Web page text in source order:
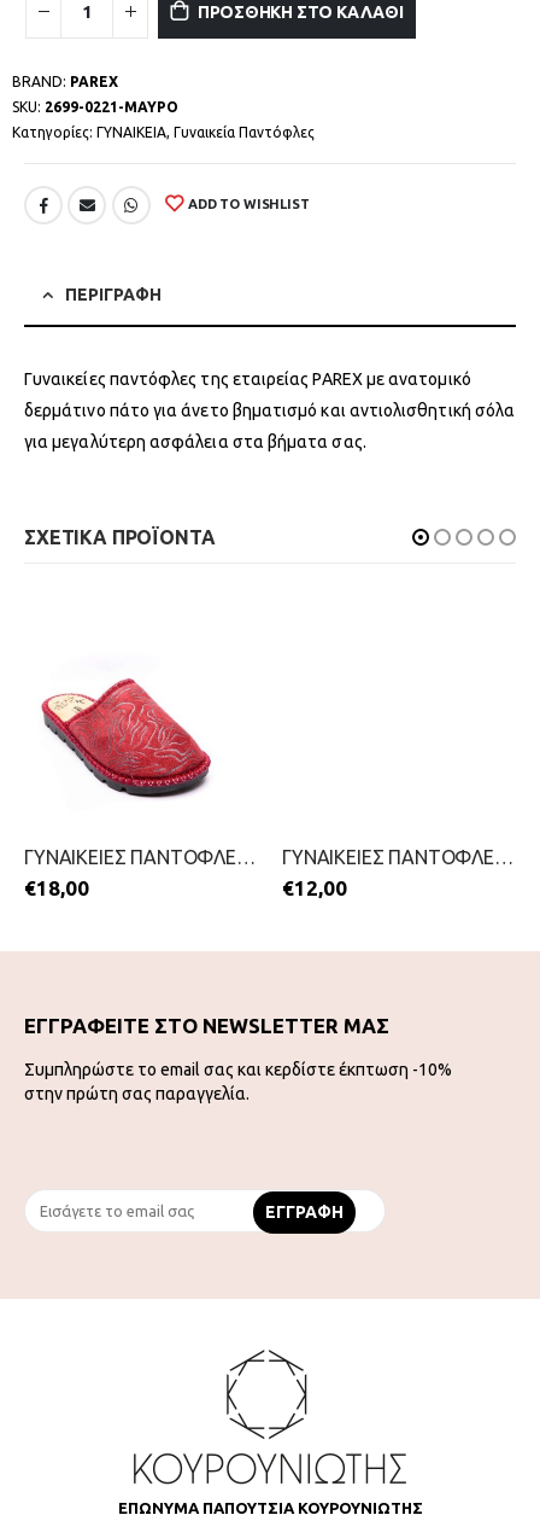
ΠΡΟΣΘΗΚΗ ΣΤΟ ΚΑΛΑΘΙ
BRAND: PAREX
SKU: 2699-0221-ΜΑΥΡΟ
Κατηγορίες: ΓΥΝΑΙΚΕΙΑ, Γυναικεία Παντόφλες
ADD TO WISHLIST
ΠΕΡΙΓΡΑΦΗ
Γυναικείες παντόφλες της εταιρείας PAREX με ανατομικό
δερμάτινο πάτο για άνετο βηματισμό και αντιολισθητική σόλα
για μεγαλύτερη ασφάλεια στα βήματα σας.
ΣΧΕΤΙΚΑ ΠΡΟΪΟΝΤΑ
ΓΥΝΑΙΚΕΙΕΣ ΠΑΝΤΟΦΛΕΣ-COMFORTELLA-2111-0482-ΜΠΟΡΝΤΟ
€18,00
ΓΥΝΑΙΚΕΙΕΣ ΠΑΝΤΟΦΛΕΣ-FAME-2111-0338-ΜΠΛΕ
€12,00
ΕΓΓΡΑΦΕΙΤΕ ΣΤΟ NEWSLETTER ΜΑΣ
Συμπληρώστε το email σας και κερδίστε έκπτωση -10%
στην πρώτη σας παραγγελία.
ΕΠΩΝΥΜΑ ΠΑΠΟΥΤΣΙΑ ΚΟΥΡΟΥΝΙΩΤΗΣ